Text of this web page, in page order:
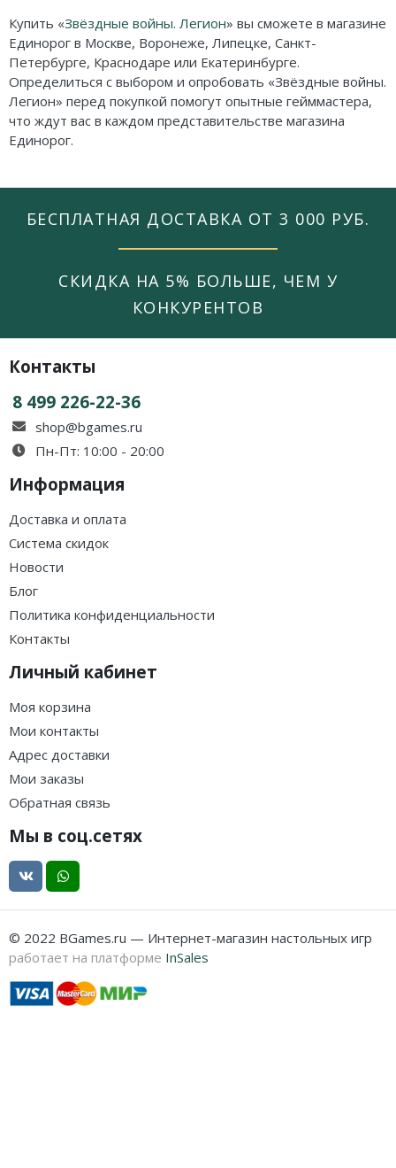
Купить «Звёздные войны. Легион» вы сможете в магазине
Единорог в Москве, Воронеже, Липецке, Санкт-
Петербурге, Краснодаре или Екатеринбурге.
Определиться с выбором и опробовать «Звёздные войны.
Легион» перед покупкой помогут опытные гейммастера,
что ждут вас в каждом представительстве магазина
Единорог.
БЕСПЛАТНАЯ ДОСТАВКА ОТ 3 000 РУБ.
СКИДКА НА 5% БОЛЬШЕ, ЧЕМ У
КОНКУРЕНТОВ
Контакты
8 499 226-22-36
shop@bgames.ru
Пн-Пт: 10:00 - 20:00
Информация
Доставка и оплата
Система скидок
Новости
Блог
Политика конфиденциальности
Контакты
Личный кабинет
Моя корзина
Мои контакты
Адрес доставки
Мои заказы
Обратная связь
Мы в соц.сетях
© 2022 BGames.ru — Интернет-магазин настольных игр
работает на платформе InSales